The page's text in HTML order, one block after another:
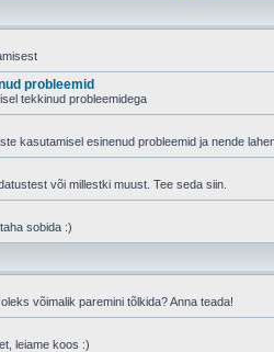
probleemid
tekkinud probleemidega
kasutamisel esinenud probleemid ja nende
või millestki muust. Tee seda siin.
sobida :)
võimalik paremini tõlkida? Anna teada!
leiame koos :)